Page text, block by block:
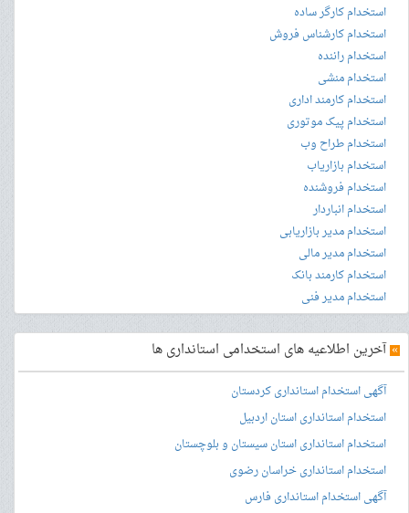
استخدام کارگر ساده
استخدام کارشناس فروش
استخدام راننده
استخدام منشی
استخدام کارمند اداری
استخدام پیک موتوری
استخدام طراح وب
استخدام بازاریاب
استخدام فروشنده
استخدام انباردار
استخدام مدیر بازاریابی
استخدام مدیر مالی
استخدام کارمند بانک
استخدام مدیر فنی
»آخرین اطلاعیه های استخدامی استانداری ها
آگهی استخدام استانداری کردستان
استخدام استانداری استان اردبیل
استخدام استانداری استان سیستان و بلوچستان
استخدام استانداری خراسان رضوی
آگهی استخدام استانداری فارس